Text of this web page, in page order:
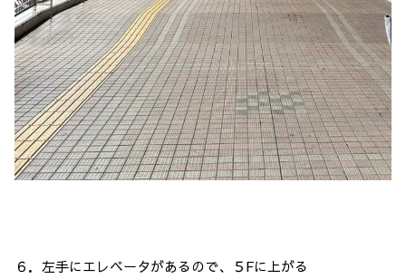
６．左手にエレベータがあるので、５Fに上がる